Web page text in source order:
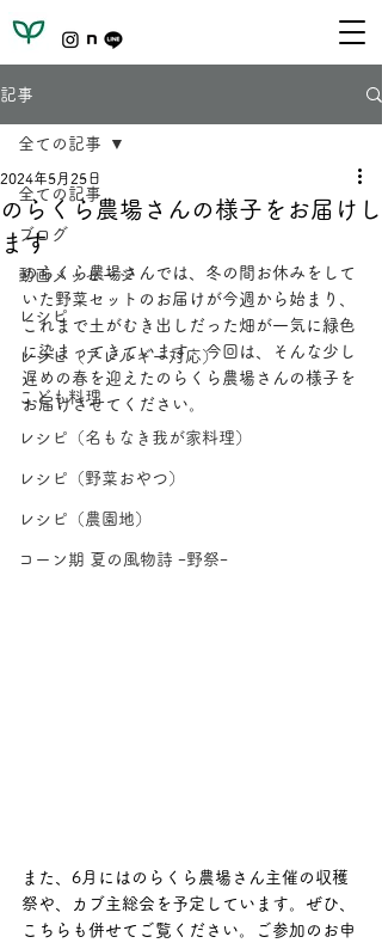
記事
全ての記事
ブログ
動画メッセージ
レシピ
レシピ（アレルギー対応）
こども料理
レシピ（名もなき我が家料理）
レシピ（野菜おやつ）
レシピ（農園地）
コーン期 夏の風物詩 ｰ野祭ｰ
全ての記事
のらくら農場さんの様子をお届けし
ます
2024年5月25日
のらくら農場さんでは、冬の間お休みをして
いた野菜セットのお届けが今週から始まり、
これまで土がむき出しだった畑が一気に緑色
に染まってきています。今回は、そんな少し
遅めの春を迎えたのらくら農場さんの様子を
お届けさせてください。
また、6月にはのらくら農場さん主催の収穫
祭や、カブ主総会を予定しています。ぜひ、
こちらも併せてご覧ください。ご参加のお申